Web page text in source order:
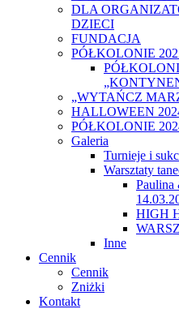
DLA
DZIECI
FUNDACJA
PÓŁKOLONIE
„WYTAŃCZ
HALLOWEEN
PÓŁKOLONIE
Galeria
Turnieje i
Warsztaty
Paulina
HIGH
Inne
Cennik
Cennik
Zniżki
Kontakt